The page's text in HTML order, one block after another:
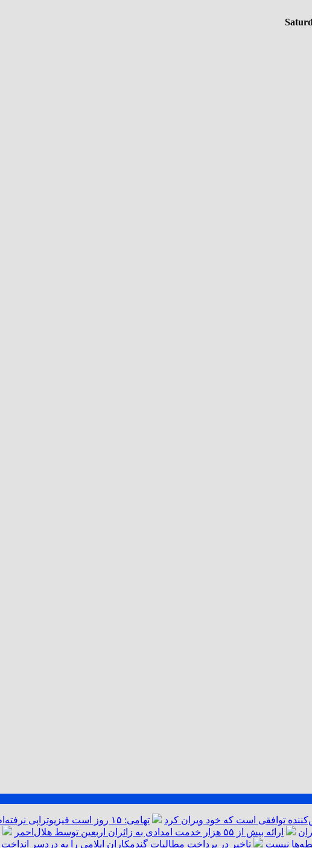
توافقی است که خود ویران کرد تهامی: ۱۵ روز است فیزیوتراپی نرفته‌ام؛ قلعه‌نویی قول داد کمک کند/ دیگر آن آدم سابق نمی‌شوم
ارائه بیش از ۵۵ هزار خدمت امدادی به زائران اربعین توسط هلال‌احمر
نیست
تاخیر در پرداخت مطالبات گندمکاران ایلامی را به دردسر انداخت